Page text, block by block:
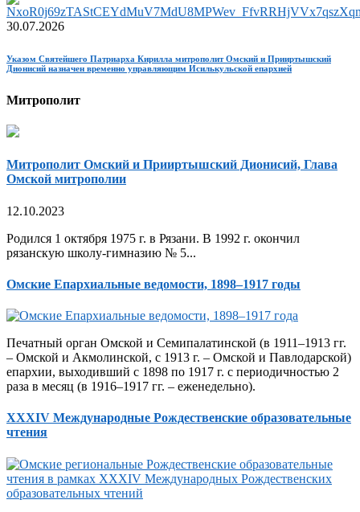
30.07.2026
Указом Святейшего Патриарха Кирилла митрополит Омский и Прииртышский
Дионисий назначен временно управляющим Исилькульской епархией
Митрополит
Митрополит Омский и Прииртышский Дионисий, Глава
Омской митрополии
12.10.2023
Родился 1 октября 1975 г. в Рязани. В 1992 г. окончил
рязанскую школу-гимназию № 5...
Омские Епархиальные ведомости, 1898–1917 годы
Печатный орган Омской и Семипалатинской (в 1911–1913 гг.
– Омской и Акмолинской, с 1913 г. – Омской и Павлодарской)
епархии, выходивший с 1898 по 1917 г. с периодичностью 2
раза в месяц (в 1916–1917 гг. – еженедельно).
XXXIV Международные Рождественские образовательные
чтения